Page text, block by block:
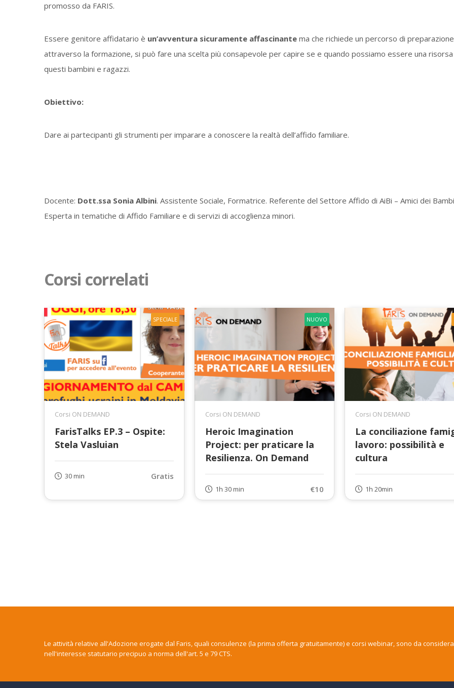
promosso da FARIS.
Essere genitore affidatario è un’avventura sicuramente affascinante ma che richiede un percorso di
attraverso la formazione, si può fare una scelta più consapevole per capire se e quando possiamo essere una
questi bambini e ragazzi.
Obiettivo:
Dare ai partecipanti gli strumenti per imparare a conoscere la realtà dell’affido familiare.
Docente: Dott.ssa Sonia Albini. Assistente Sociale, Formatrice. Referente del Settore Affido di AiBi – Amici dei
Esperta in tematiche di Affido Familiare e di servizi di accoglienza minori.
Corsi correlati
SPECIALE
Corsi ON DEMAND
FarisTalks EP.3 – Ospite:
Stela Vasluian
30 min Gratis
NUOVO
Corsi ON DEMAND
Heroic Imagination
Project: per praticare la
Resilienza. On Demand
1h 30 min €10
Corsi ON DEMAND
La conciliazione
lavoro: possibilità e
cultura
1h 20min
Le attività relative all'Adozione erogate dal Faris, quali consulenze (la prima offerta gratuitamente) e corsi webinar, sono da
nell'interesse statutario precipuo a norma dell'art. 5 e 79 CTS.